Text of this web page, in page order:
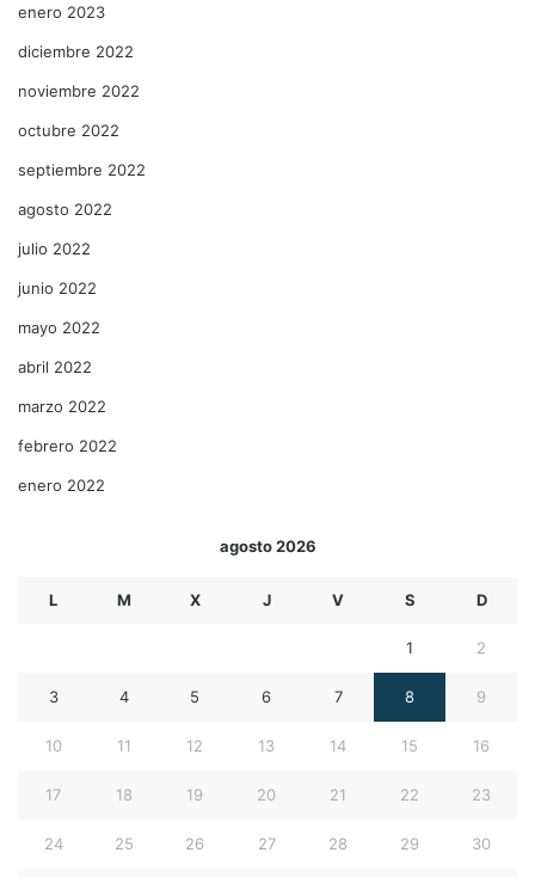
enero 2023
diciembre 2022
noviembre 2022
octubre 2022
septiembre 2022
agosto 2022
julio 2022
junio 2022
mayo 2022
abril 2022
marzo 2022
febrero 2022
enero 2022
agosto 2026
L M X J V S D
1 2
3 4 5 6 7 8 9
10 11 12 13 14 15 16
17 18 19 20 21 22 23
24 25 26 27 28 29 30